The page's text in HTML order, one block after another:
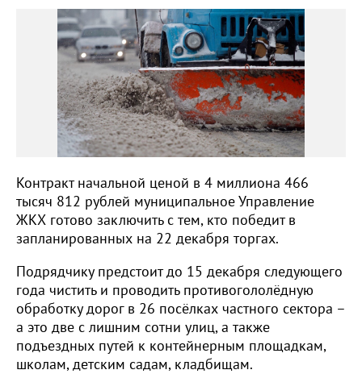
Контракт начальной ценой в 4 миллиона 466
тысяч 812 рублей муниципальное Управление
ЖКХ готово заключить с тем, кто победит в
запланированных на 22 декабря торгах.
Подрядчику предстоит до 15 декабря следующего
года чистить и проводить противогололёдную
обработку дорог в 26 посёлках частного сектора –
а это две с лишним сотни улиц, а также
подъездных путей к контейнерным площадкам,
школам, детским садам, кладбищам.